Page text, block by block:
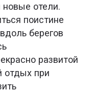
новые отели.
поистине
берегов
развитой
отдых при